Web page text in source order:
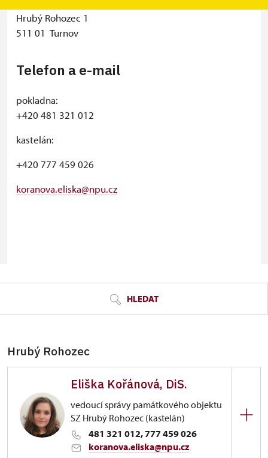
státní zámek
Hrubý Rohozec 1
511 01 Turnov
Telefon a e-mail
pokladna:
+420 481 321 012
kastelán:
+420 777 459 026
koranova.eliska@npu.cz
HLEDAT
Hrubý Rohozec
Eliška Kořánová, DiS.
vedoucí správy památkového objektu
SZ Hrubý Rohozec (kastelán)
481 321 012, 777 459 026
koranova.eliska@npu.cz